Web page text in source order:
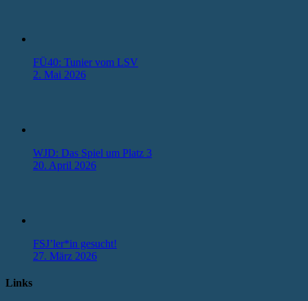
FÜ40: Tunier vom LSV
2. Mai 2026
WJD: Das Spiel um Platz 3
20. April 2026
FSJ’ler*in gesucht!
27. März 2026
Links